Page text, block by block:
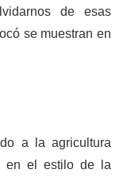
de esas
se muestran en
a la agricultura
en el estilo de la